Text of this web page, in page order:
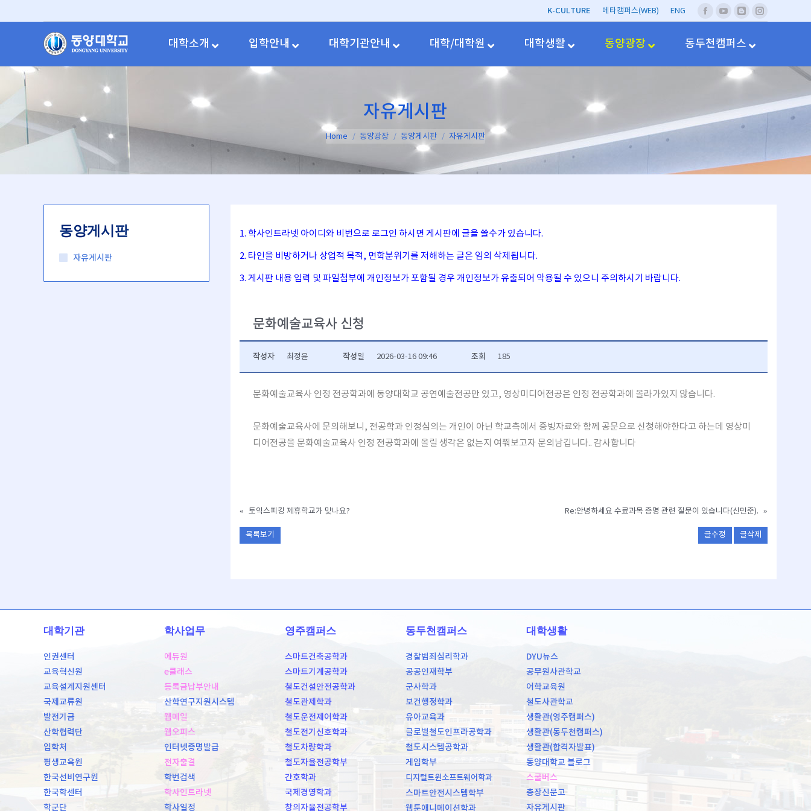
K-CULTURE 메타캠퍼스(WEB) ENG
페
스
북
유
브
네
버
그
Instagram
대학소개 입학안내 대학기관안내 대학/대학원 대학생활 동양광장 동두천캠퍼스
자유게시판
You are here:
Home 동양광장 동양게시판 자유게시판
1. 학사인트라넷 아이디와 비번으로 로그인 하시면 게시판에 글을 쓸수가 있습니다.
2. 타인을 비방하거나 상업적 목적, 면학분위기를 저해하는 글은 임의 삭제됩니다.
3. 게시판 내용 입력 및 파일첨부에 개인정보가 포함될 경우 개인정보가 유출되어 악용될 수 있으니 주의하시기 바랍니다.
문화예술교육사 신청
작성자 최정윤 작성일 2026-03-16 09:46 조회 185
문화예술교육사 인정 전공학과에 동양대학교 공연예술전공만 있고, 영상미디어전공은 인정 전공학과에 올라가있지 않습니다.
문화예술교육사에 문의해보니, 전공학과 인정심의는 개인이 아닌 학교측에서 증빙자료와 함께 공문으로 신청해야한다고 하는데 영상미
디어전공을 문화예술교육사 인정 전공학과에 올릴 생각은 없는지 여쭤보고자 문의남깁니다.. 감사합니다
« 토익스피킹 제휴학교가 맞나요? Re:안녕하세요 수료과목 증명 관련 질문이 있습니다(신민준). »
목록보기 글수정 글삭제
동양게시판
자유게시판
대학기관
인권센터
교육혁신원
교육설계지원센터
국제교류원
발전기금
산학협력단
입학처
평생교육원
한국선비연구원
한국학센터
학군단
학사업무
에듀원
e클래스
등록금납부안내
산학연구지원시스템
웹메일
웹오피스
인터넷증명발급
전자출결
학번검색
학사인트라넷
학사일정
영주캠퍼스
스마트건축공학과
스마트기계공학과
철도건설안전공학과
철도관제학과
철도운전제어학과
철도전기신호학과
철도차량학과
철도자율전공학부
간호학과
국제경영학과
창의자율전공학부
동두천캠퍼스
경찰범죄심리학과
공공인재학부
군사학과
보건행정학과
유아교육과
글로벌철도인프라공학과
철도시스템공학과
게임학부
디지털트윈소프트웨어학과
스마트안전시스템학부
웹툰애니메이션학과
대학생활
DYU뉴스
공무원사관학교
어학교육원
철도사관학교
생활관(영주캠퍼스)
생활관(동두천캠퍼스)
생활관(합격자발표)
동양대학교 블로그
스쿨버스
총장신문고
자유게시판